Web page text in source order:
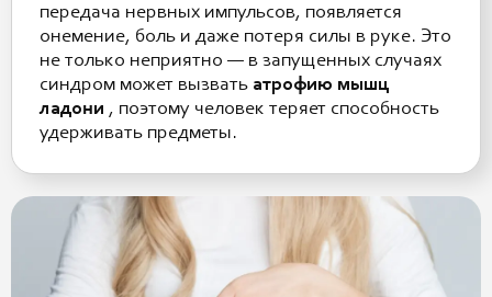
передача нервных импульсов, появляется
онемение, боль и даже потеря силы в руке. Это
не только неприятно — в запущенных случаях
синдром может вызвать атрофию мышц
ладони , поэтому человек теряет способность
удерживать предметы.